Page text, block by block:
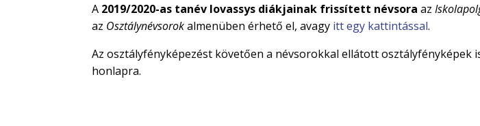
A 2019/2020-as tanév lovassys diákjainak frissített névsora az
az Osztálynévsorokalmenüben érhető el, avagy itt egy kattintással.
Az osztályfényképezést követően a névsorokkal ellátott osztályfényképek
honlapra.